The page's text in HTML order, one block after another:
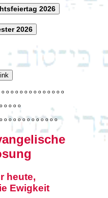
2026
2026
o o o o o o o o o o o o o o
o o o o o
o o o o o o o o o o o o o
heute,
Ewigkeit